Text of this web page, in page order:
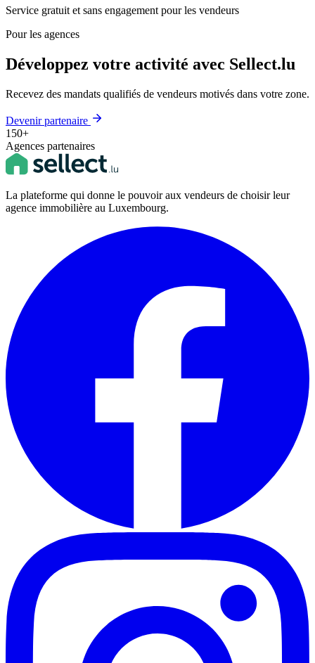
Service gratuit et sans engagement pour les vendeurs
Pour les agences
Développez votre activité avec Sellect.lu
Recevez des mandats qualifiés de vendeurs motivés dans votre zone.
Devenir partenaire
150+
Agences partenaires
La plateforme qui donne le pouvoir aux vendeurs de choisir leur
agence immobilière au Luxembourg.